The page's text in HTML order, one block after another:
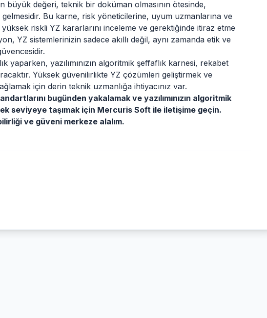
büyük değeri, teknik bir doküman olmasının ötesinde,
Bu karne, risk yöneticilerine, uyum uzmanlarına ve
riskli YZ kararlarını inceleme ve gerektiğinde itiraz etme
YZ sistemlerinizin sadece akıllı değil, aynı zamanda etik ve
yaparken, yazılımınızın algoritmik şeffaflık karnesi, rekabet
Yüksek güvenilirlikte YZ çözümleri geliştirmek ve
için derin teknik uzmanlığa ihtiyacınız var.
bugünden yakalamak ve yazılımınızın algoritmik
seviyeye taşımak için Mercuris Soft ile iletişime geçin.
ve güveni merkeze alalım.